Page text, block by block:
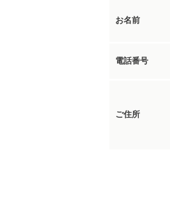
お名前
電話番号
ご住所